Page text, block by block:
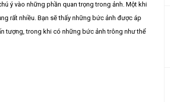
ý vào những phần quan trọng trong ảnh. Một khi
rất nhiều. Bạn sẽ thấy những bức ảnh được áp
tượng, trong khi có những bức ảnh trông như thể